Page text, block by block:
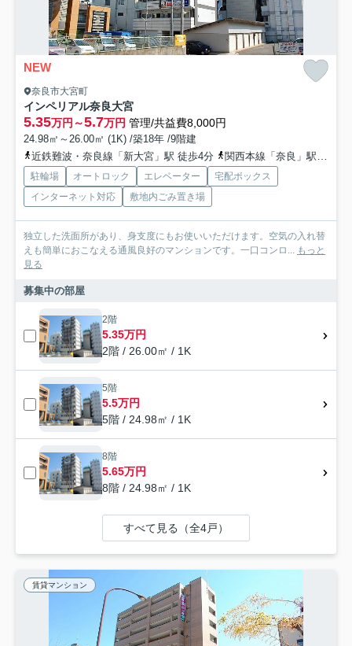
NEW
奈良市大宮町
インペリアル奈良大宮
5.35万円～5.7万円 管理/共益費8,000円
24.98㎡～26.00㎡ (1K) /築18年 /9階建
近鉄難波・奈良線「新大宮」駅 徒歩4分
関西本線「奈良」駅 徒歩18分
駐輪場 オートロック エレベーター
宅配ボックス
インターネット対応
敷地内ごみ置き場
独立した洗面所があり、身支度にもお使いいただけます。空気の入れ替
えも簡単におこなえる通風良好のマンションです。一口コンロ... もっと
見る
募集中の部屋
2階
5.35万円
2階 / 26.00㎡ / 1K
5階
5.5万円
5階 / 24.98㎡ / 1K
8階
5.65万円
8階 / 24.98㎡ / 1K
すべて見る（全4戸）
賃貸マンション